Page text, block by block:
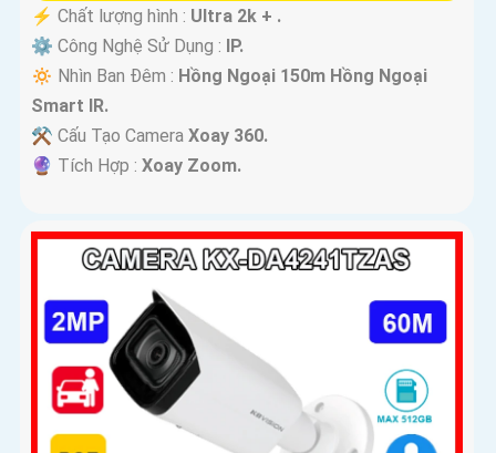
️⚡ Chất lượng hình : Ultra 2k + .
⚙ Công Nghệ Sử Dụng : IP.
🔅 Nhìn Ban Đêm : Hồng Ngoại 150m Hồng Ngoại
Smart IR.
⚒ Cấu Tạo Camera Xoay 360.
️🔮 Tích Hợp : Xoay Zoom.